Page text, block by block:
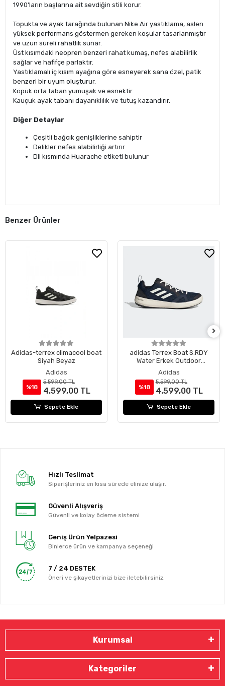
1990'ların başlarına ait sevdiğin stili korur.
Topukta ve ayak tarağında bulunan Nike Air yastıklama, aslen
yüksek performans göstermen gereken koşular tasarlanmıştır
ve uzun süreli rahatlık sunar.
Üst kısımdaki neopren benzeri rahat kumaş, nefes alabilirlik
sağlar ve hafifçe parlaktır.
Yastıklamalı iç kısım ayağına göre esneyerek sana özel, patik
benzeri bir uyum oluşturur.
Köpük orta taban yumuşak ve esnektir.
Kauçuk ayak tabanı dayanıklılık ve tutuş kazandırır.
Diğer Detaylar
Çeşitli bağcık genişliklerine sahiptir
Delikler nefes alabilirliği artırır
Dil kısmında Huarache etiketi bulunur
Benzer Ürünler
Adidas-terrex climacool boat
Siyah Beyaz
Adidas
%18
5.599,00 TL
4.599,00 TL
Sepete Ekle
adidas Terrex Boat S.RDY
Water Erkek Outdoor
Ayakkabı
Adidas
%18
5.599,00 TL
4.599,00 TL
Sepete Ekle
Hızlı Teslimat
Siparişleriniz en kısa sürede elinize ulaşır.
Güvenli Alışveriş
Güvenli ve kolay ödeme sistemi
Geniş Ürün Yelpazesi
Binlerce ürün ve kampanya seçeneği
7 / 24 DESTEK
Öneri ve şikayetlerinizi bize iletebilirsiniz.
Kurumsal
Kategoriler